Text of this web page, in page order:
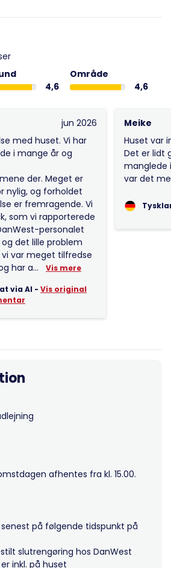
4,6
Område
4,6
jun 2026
med huset. Vi har
i mange år og
der. Meget er
nylig, og forholdet
er fremragende. Vi
som vi rapporterede
personalet
det lille problem
var meget tilfredse
har a...
Vis mere
via AI - Vis original
Meike
Huset var
Det er lidt
manglede
var det
afhentes fra kl. 15.00.
på følgende tidspunkt på
slutrengøring hos DanWest
inkl. på huset